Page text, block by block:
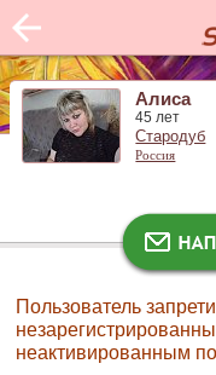
Алиса
45 лет
Стародуб
Россия
Пользователь
неактивированным